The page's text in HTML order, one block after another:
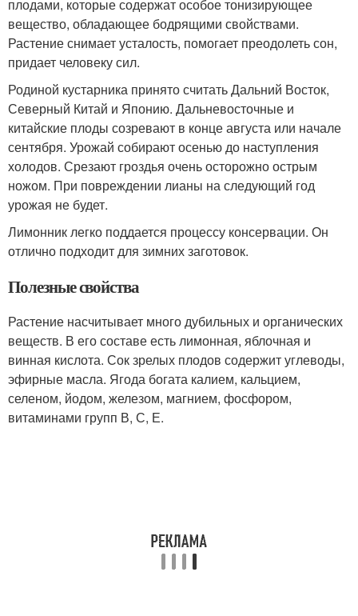
плодами, которые содержат особое тонизирующее
вещество, обладающее бодрящими свойствами.
Растение снимает усталость, помогает преодолеть сон,
придает человеку сил.
Родиной кустарника принято считать Дальний Восток,
Северный Китай и Японию. Дальневосточные и
китайские плоды созревают в конце августа или начале
сентября. Урожай собирают осенью до наступления
холодов. Срезают гроздья очень осторожно острым
ножом. При повреждении лианы на следующий год
урожая не будет.
Лимонник легко поддается процессу консервации. Он
отлично подходит для зимних заготовок.
Полезные свойства
Растение насчитывает много дубильных и органических
веществ. В его составе есть лимонная, яблочная и
винная кислота. Сок зрелых плодов содержит углеводы,
эфирные масла. Ягода богата калием, кальцием,
селеном, йодом, железом, магнием, фосфором,
витаминами групп В, С, Е.